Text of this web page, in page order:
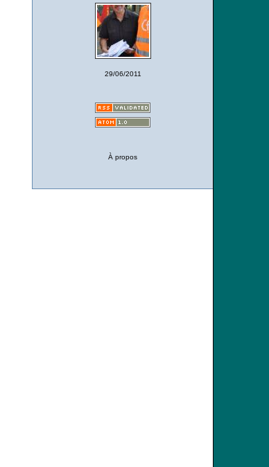
29/06/2011
À propos